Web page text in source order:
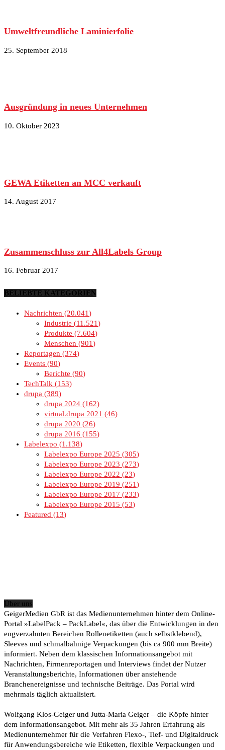
Umweltfreundliche Laminierfolie
25. September 2018
Ausgründung in neues Unternehmen
10. Oktober 2023
GEWA Etiketten an MCC verkauft
14. August 2017
Zusammenschluss zur All4Labels Group
16. Februar 2017
BELIEBTE KATEGORIEN
Nachrichten
20.041
Industrie
11.521
Produkte
7.604
Menschen
901
Reportagen
374
Events 90
Berichte
90
TechTalk
153
drupa
389
drupa 2024
162
virtual.drupa 2021
46
drupa 2020
26
drupa 2016
155
Labelexpo
1.138
Labelexpo Europe 2025
305
Labelexpo Europe 2023
273
Labelexpo Europe 2022
23
Labelexpo Europe 2019
251
Labelexpo Europe 2017
233
Labelexpo Europe 2015
53
Featured
13
Über uns
GeigerMedien GbR ist das Medienunternehmen hinter dem Online-
Portal »LabelPack – PackLabel«, das über die Entwicklungen in den
engverzahnten Bereichen Rollenetiketten (auch selbstklebend),
Sleeves und schmalbahnige Verpackungen (bis ca 900 mm Breite)
informiert. Neben dem klassischen Informationsangebot mit
Nachrichten, Firmenreportagen und Interviews findet der Nutzer
Veranstaltungsberichte, Informationen über anstehende
Branchenereignisse und technische Beiträge. Das Portal wird
mehrmals täglich aktualisiert.
Wolfgang Klos-Geiger und Jutta-Maria Geiger – die Köpfe hinter
dem Informationsangebot. Mit mehr als 35 Jahren Erfahrung als
Medienunternehmer für die Verfahren Flexo-, Tief- und Digitaldruck
für Anwendungsbereiche wie Etiketten, flexible Verpackungen und